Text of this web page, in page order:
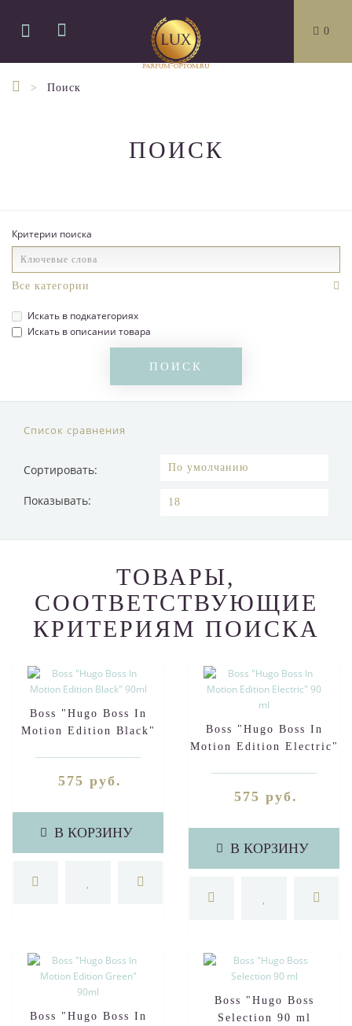
0
Поиск
ПОИСК
Критерии поиска
Искать в подкатегориях
Искать в описании товара
Список сравнения
Сортировать:
Показывать:
ТОВАРЫ,
СООТВЕТСТВУЮЩИЕ
КРИТЕРИЯМ ПОИСКА
Boss "Hugo Boss In
Motion Edition Black"
575 руб.
В КОРЗИНУ
Boss "Hugo Boss In
Motion Edition Electric"
575 руб.
В КОРЗИНУ
Boss "Hugo Boss In
Boss "Hugo Boss
Selection 90 ml